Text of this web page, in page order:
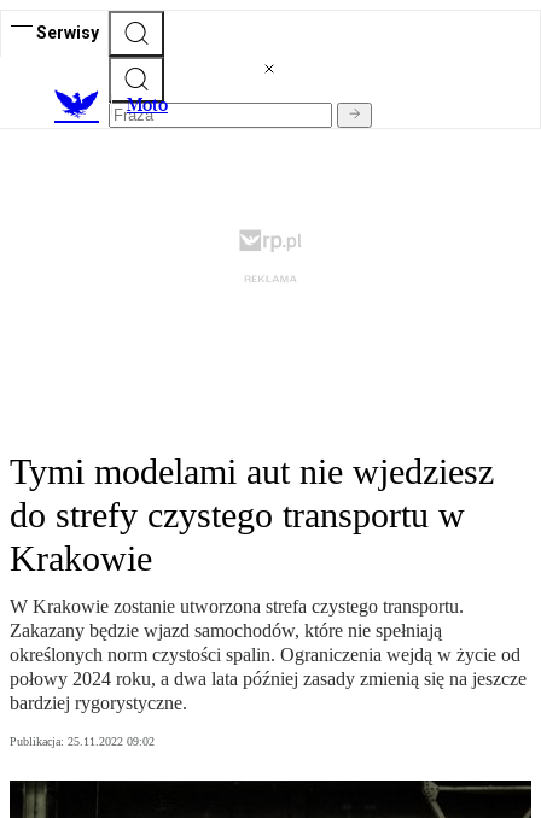
Serwisy
Moto
Tymi modelami aut nie wjedziesz
do strefy czystego transportu w
Krakowie
W Krakowie zostanie utworzona strefa czystego transportu.
Zakazany będzie wjazd samochodów, które nie spełniają
określonych norm czystości spalin. Ograniczenia wejdą w życie od
połowy 2024 roku, a dwa lata później zasady zmienią się na jeszcze
bardziej rygorystyczne.
Publikacja: 25.11.2022 09:02